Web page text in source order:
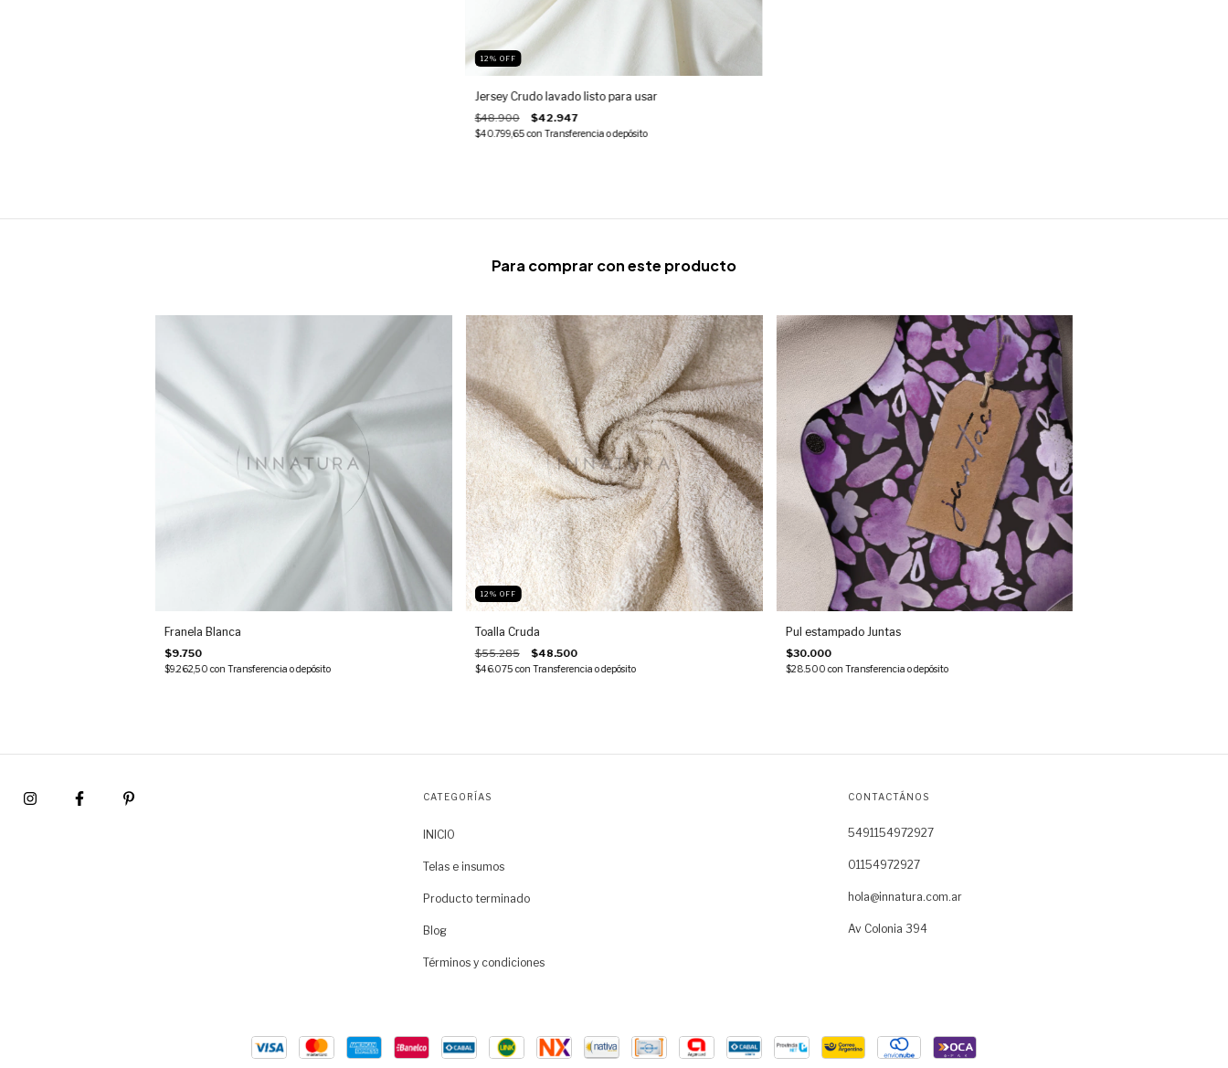
12 % OFF
Jersey Crudo lavado listo para usar
$48.900 $42.947
$40.799,65con Transferencia o depósito
Para comprar con este producto
Franela Blanca
$9.750
$9.262,50con Transferencia o depósito
12 % OFF
Toalla Cruda
$55.285 $48.500
$46.075con Transferencia o depósito
Pul estampado Juntas
$30.000
$28.500con Transferencia o depósito
CATEGORÍAS
INICIO
Telas e insumos
Producto terminado
Blog
Términos y condiciones
CONTACTÁNOS
5491154972927
01154972927
hola@innatura.com.ar
Av Colonia 394